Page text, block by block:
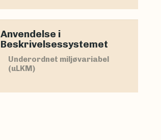
Anvendelse i
Beskrivelsessystemet
Underordnet miljøvariabel
(uLKM)